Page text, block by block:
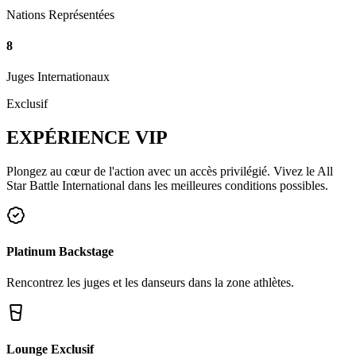
Nations Représentées
8
Juges Internationaux
Exclusif
EXPÉRIENCE VIP
Plongez au cœur de l'action avec un accès privilégié. Vivez le All
Star Battle International dans les meilleures conditions possibles.
Platinum Backstage
Rencontrez les juges et les danseurs dans la zone athlètes.
Lounge Exclusif